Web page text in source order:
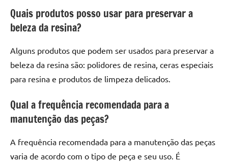
Quais produtos posso usar para preservar a
beleza da resina?
Alguns produtos que podem ser usados para preservar a
beleza da resina são: polidores de resina, ceras especiais
para resina e produtos de limpeza delicados.
Qual a frequência recomendada para a
manutenção das peças?
A frequência recomendada para a manutenção das peças
varia de acordo com o tipo de peça e seu uso. É